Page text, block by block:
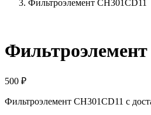
Фильтроэлемент CH301CD11
500 ₽
Фильтроэлемент CH301CD11 с